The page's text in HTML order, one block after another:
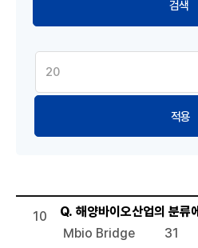
적용
해양바이오 Q&A 목록으로 번호,
10
Q. 해양바이오산업의 분류
Mbio Bridge
31